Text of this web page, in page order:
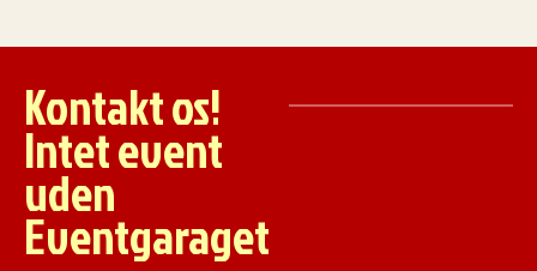
Kontakt os!
Intet event
uden
Eventgaraget